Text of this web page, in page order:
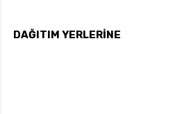
DAĞITIM YERLERİNE